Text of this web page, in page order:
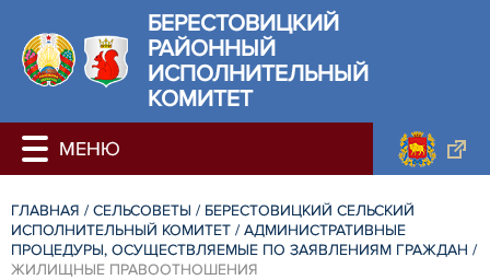
БЕРЕСТОВИЦКИЙ
РАЙОННЫЙ
ИСПОЛНИТЕЛЬНЫЙ
КОМИТЕТ
ГЛАВНАЯ / СЕЛЬСОВЕТЫ / БЕРЕСТОВИЦКИЙ СЕЛЬСКИЙ
ИСПОЛНИТЕЛЬНЫЙ КОМИТЕТ / АДМИНИСТРАТИВНЫЕ
ПРОЦЕДУРЫ, ОСУЩЕСТВЛЯЕМЫЕ ПО ЗАЯВЛЕНИЯМ ГРАЖДАН /
ЖИЛИЩНЫЕ ПРАВООТНОШЕНИЯ